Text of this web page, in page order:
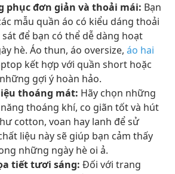
phục đơn giản và thoải mái: Bạn
mẫu quần áo có kiểu dáng thoải
để bạn có thể dễ dàng hoạt
hè. Áo thun, áo oversize, áo hai
kết hợp với quần short hoặc
gợi ý hoàn hảo.
thoáng mát: Hãy chọn những
thoáng khí, co giãn tốt và hút
cotton, voan hay lanh để sử
liệu này sẽ giúp bạn cảm thấy
những ngày hè oi ả.
tiết tươi sáng: Đối với trang